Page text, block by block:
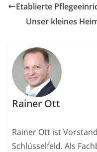
Etablierte
Unser kleines
Rainer Ott
Rainer Ott ist
Schlüsselfeld. Als